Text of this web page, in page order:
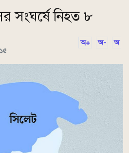
সংঘর্ষে নিহত ৮
অ+ অ- অ